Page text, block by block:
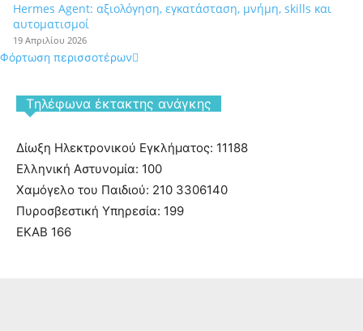
Hermes Agent: αξιολόγηση, εγκατάσταση, μνήμη, skills και
αυτοματισμοί
19 Απριλίου 2026
Φόρτωση περισσοτέρων
Tηλέφωνα έκτακτης ανάγκης
Δίωξη Ηλεκτρονικού Εγκλήματος: 11188
Ελληνική Αστυνομία: 100
Χαμόγελο του Παιδιού: 210 3306140
Πυροσβεστική Υπηρεσία: 199
ΕΚΑΒ 166